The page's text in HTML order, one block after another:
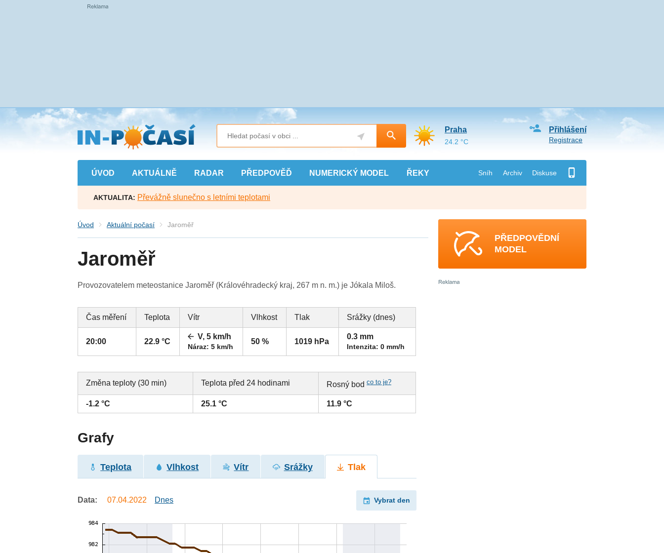
Přejít
na
hlavní
obsah
ÚVOD AKTUÁLNĚ RADAR PŘEDPOVĚĎ NUMERICKÝ MODEL ŘEKY Sníh Archiv Diskuse
Přihlášení
Registrace
Praha
24.2 °C
AKTUALITA: Převážně slunečno s letními teplotami
Úvod Aktuální počasí Jaroměř
Jaroměř
Provozovatelem meteostanice Jaroměř (Královéhradecký kraj, 267 m n. m.) je Jókala Miloš.
Čas měření Teplota Vítr Vlhkost Tlak Srážky (dnes)
20:00 22.9 °C
V, 5 km/h
Náraz: 5 km/h
50 % 1019 hPa
0.3 mm
Intenzita: 0 mm/h
Změna teploty (30 min) Teplota před 24 hodinami Rosný bodco to je?
-1.2 °C 25.1 °C 11.9 °C
Grafy
Teplota Vlhkost Vítr Srážky Tlak
Data: 07.04.2022 Dnes Vybrat den
PŘEDPOVĚDNÍ
MODEL